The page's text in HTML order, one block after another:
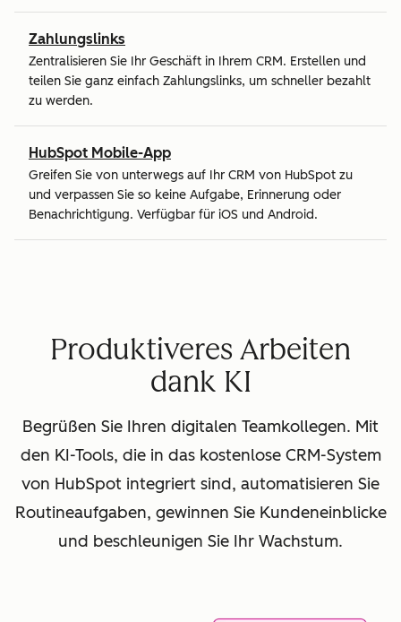
Zahlungslinks
Zentralisieren Sie Ihr Geschäft in Ihrem CRM. Erstellen und
teilen Sie ganz einfach Zahlungslinks, um schneller bezahlt
zu werden.
HubSpot Mobile-App
Greifen Sie von unterwegs auf Ihr CRM von HubSpot zu
und verpassen Sie so keine Aufgabe, Erinnerung oder
Benachrichtigung. Verfügbar für iOS und Android.
Produktiveres Arbeiten
dank KI
Begrüßen Sie Ihren digitalen Teamkollegen. Mit
den KI-Tools, die in das kostenlose CRM-System
von HubSpot integriert sind, automatisieren Sie
Routineaufgaben, gewinnen Sie Kundeneinblicke
und beschleunigen Sie Ihr Wachstum.